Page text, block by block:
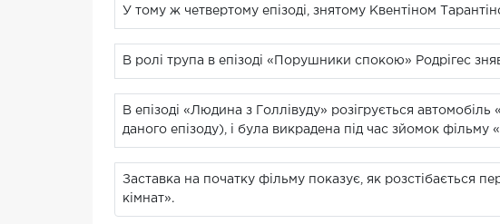
У тому ж четвертому епізоді, знятому Квентіном
В ролі трупа в епізоді «Порушники спокою» Родрігес
В епізоді «Людина з Голлівуду» розігрується
даного епізоду), і була викрадена під час зйомок фільму
Заставка на початку фільму показує, як розстібається
кімнат».